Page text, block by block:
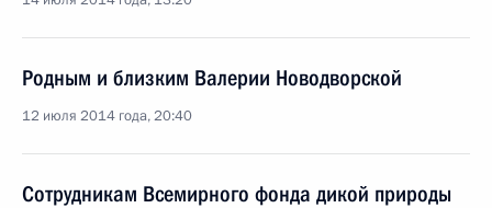
Родным и близким Валерии Новодворской
12 июля 2014 года, 20:40
Сотрудникам Всемирного фонда дикой природы